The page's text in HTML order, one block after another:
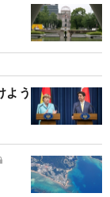
よう